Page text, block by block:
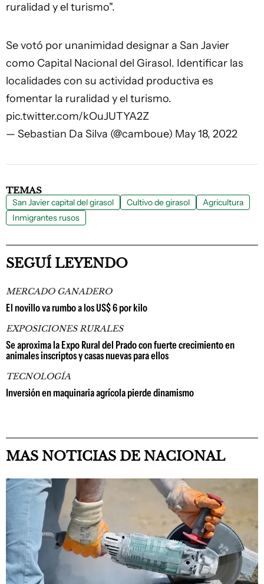
ruralidad y el turismo".
Se votó por unanimidad designar a San Javier
como Capital Nacional del Girasol. Identificar las
localidades con su actividad productiva es
fomentar la ruralidad y el turismo.
pic.twitter.com/kOuJUTYA2Z
— Sebastian Da Silva (@camboue) May 18, 2022
TEMAS
San Javier capital del girasol Cultivo de girasol
Agricultura
Inmigrantes rusos
SEGUÍ LEYENDO
MERCADO GANADERO
El novillo va rumbo a los US$ 6 por kilo
EXPOSICIONES RURALES
Se aproxima la Expo Rural del Prado con fuerte crecimiento en
animales inscriptos y casas nuevas para ellos
TECNOLOGÍA
Inversión en maquinaria agrícola pierde dinamismo
MAS NOTICIAS DE NACIONAL